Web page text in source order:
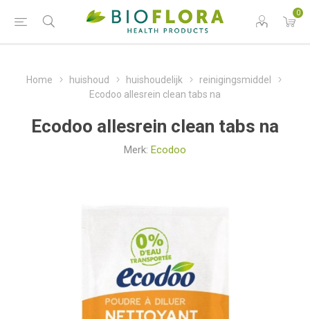
0
Home huishoud huishoudelijk
reinigingsmiddel
Ecodoo allesrein clean tabs na
Ecodoo allesrein clean tabs na
Merk: Ecodoo